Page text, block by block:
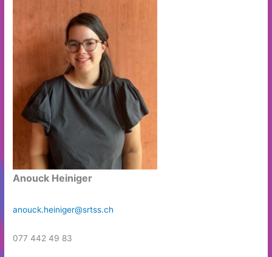
Anouck Heiniger
anouck.heiniger@srtss.ch
077 442 49 83